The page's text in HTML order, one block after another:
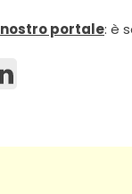
nostro portale: è